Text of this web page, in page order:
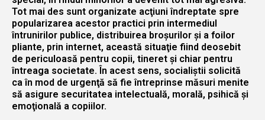
Tot mai des sunt organizate acţiuni îndreptate spre
popularizarea acestor practici prin intermediul
întrunirilor publice, distribuirea broşurilor şi a foilor
pliante, prin internet, această situaţie fiind deosebit
de periculoasă pentru copii, tineret şi chiar pentru
întreaga societate. În acest sens, socialiştii solicită
ca în mod de urgenţă să fie întreprinse măsuri menite
să asigure securitatea intelectuală, morală, psihică şi
emoţională a copiilor.